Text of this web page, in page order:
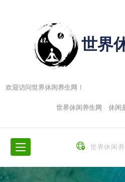
世界
欢迎访问世界休闲养生网！
世界休闲养生网 休闲
世界休闲